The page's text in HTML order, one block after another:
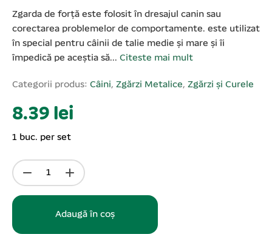
Zgarda de forță este folosit în dresajul canin sau
corectarea problemelor de comportamente. este utilizat
în special pentru câinii de talie medie și mare și îi
împedică pe aceștia să... Citeste mai mult
Categorii produs: Câini, Zgărzi Metalice, Zgărzi și Curele
8.39 lei
1 buc. per set
Adaugă în coș